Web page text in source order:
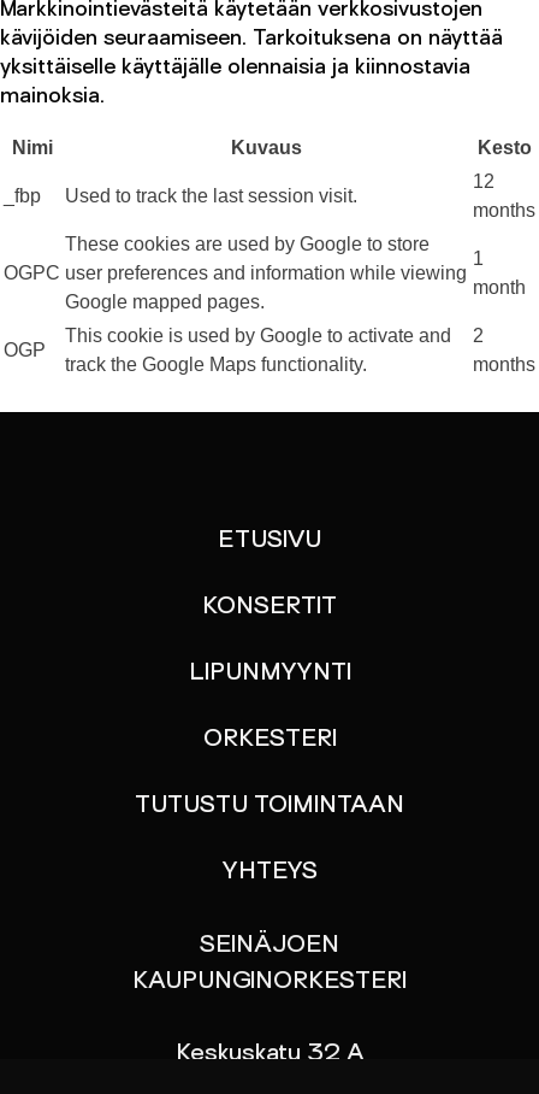
Markkinointievästeitä käytetään verkkosivustojen
kävijöiden seuraamiseen. Tarkoituksena on näyttää
yksittäiselle käyttäjälle olennaisia ​​ja kiinnostavia
mainoksia.
Nimi Kuvaus Kesto
_fbp Used to track the last session visit.
12
months
OGPC
These cookies are used by Google to store
user preferences and information while viewing
Google mapped pages.
1
month
OGP
This cookie is used by Google to activate and
track the Google Maps functionality.
2
months
ETUSIVU
KONSERTIT
LIPUNMYYNTI
ORKESTERI
TUTUSTU TOIMINTAAN
YHTEYS
SEINÄJOEN
KAUPUNGINORKESTERI
Keskuskatu 32 A